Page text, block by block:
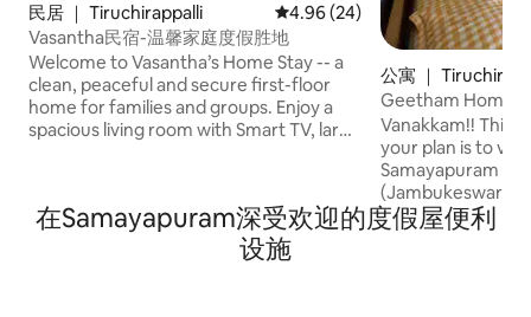
民居 ｜ Tiruchirappalli 平均评分 4.96 分（满分 5 分）
4.96 (24)
Vasantha民宿-温馨家庭度假胜地
Welcome to Vasantha’s Home Stay -- a
clean, peaceful and secure first-floor
home for families and groups. Enjoy a
spacious living room with Smart TV, large
with a stove, fridge and utensils, while a
washing machine is available for laundry.
Includes an attached hot-water
公寓 ｜
Geetham
C（Srirangam/
Vanakkam!! This property is perfect if
your plan is to
Samayapuram
(Jambukeswarar
temple, as the
middle of all these
在Samayapuram深受欢迎的度假屋便利
设施